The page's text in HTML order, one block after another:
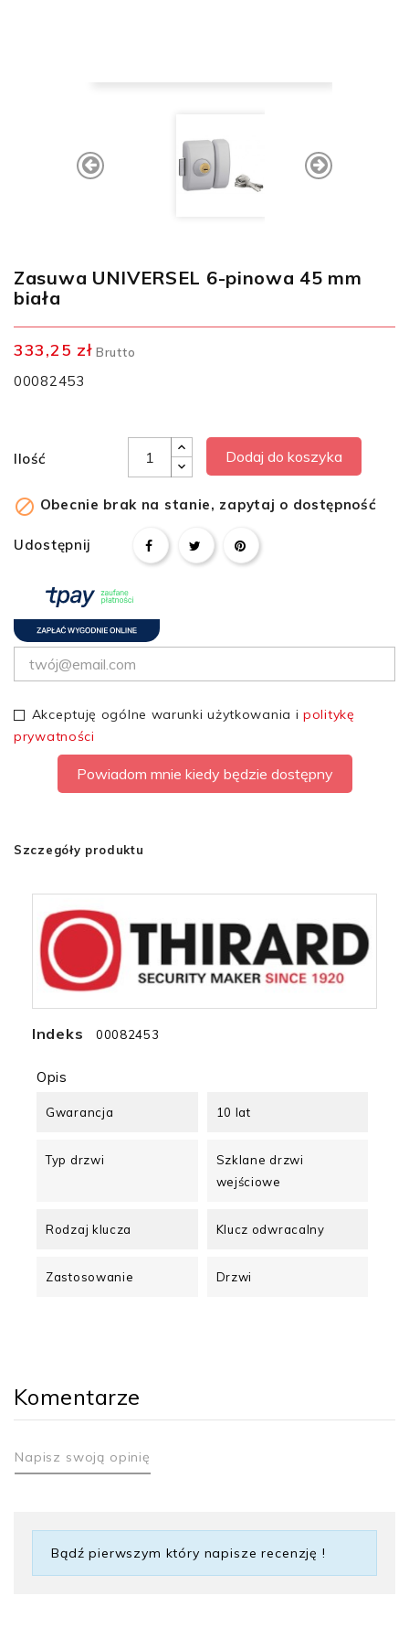
Zasuwa UNIVERSEL 6-pinowa 45 mm
biała
333,25 zł Brutto
00082453
Ilość Dodaj do koszyka
 Obecnie brak na stanie, zapytaj o dostępność
Udostępnij
Akceptuję ogólne warunki użytkowania ipolitykę
prywatności
Powiadom mnie kiedy będzie dostępny
Szczegóły produktu
Indeks 00082453
Opis
Gwarancja 10 lat
Typ drzwi
Szklane drzwi
wejściowe
Rodzaj klucza Klucz odwracalny
Zastosowanie Drzwi
Komentarze
Napisz swoją opinię
Bądź pierwszym który napisze recenzję !